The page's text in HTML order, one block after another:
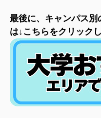
最後に、キャンパス
は↓こちらをクリック